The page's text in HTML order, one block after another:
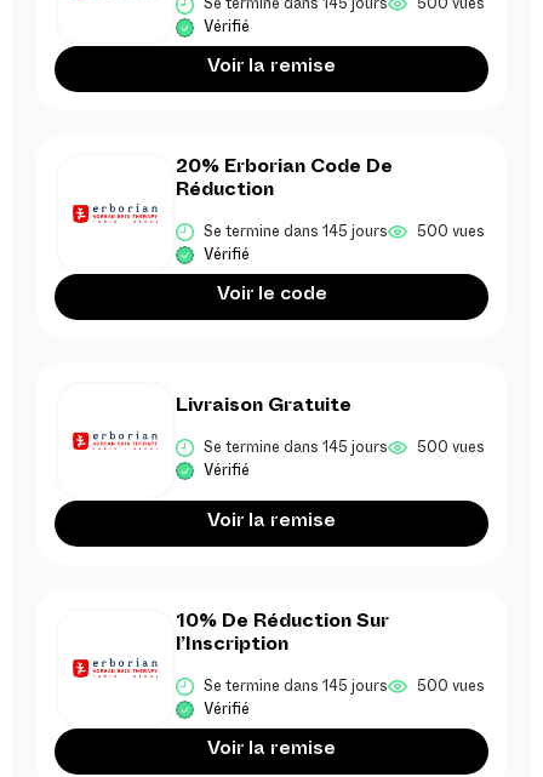
Se termine dans 145 jours 500 vues
Vérifié
Voir la remise
20% Erborian Code De
Réduction
Se termine dans 145 jours 500 vues
Vérifié
Voir le code
Livraison Gratuite
Se termine dans 145 jours 500 vues
Vérifié
Voir la remise
10% De Réduction Sur
l’Inscription
Se termine dans 145 jours 500 vues
Vérifié
Voir la remise